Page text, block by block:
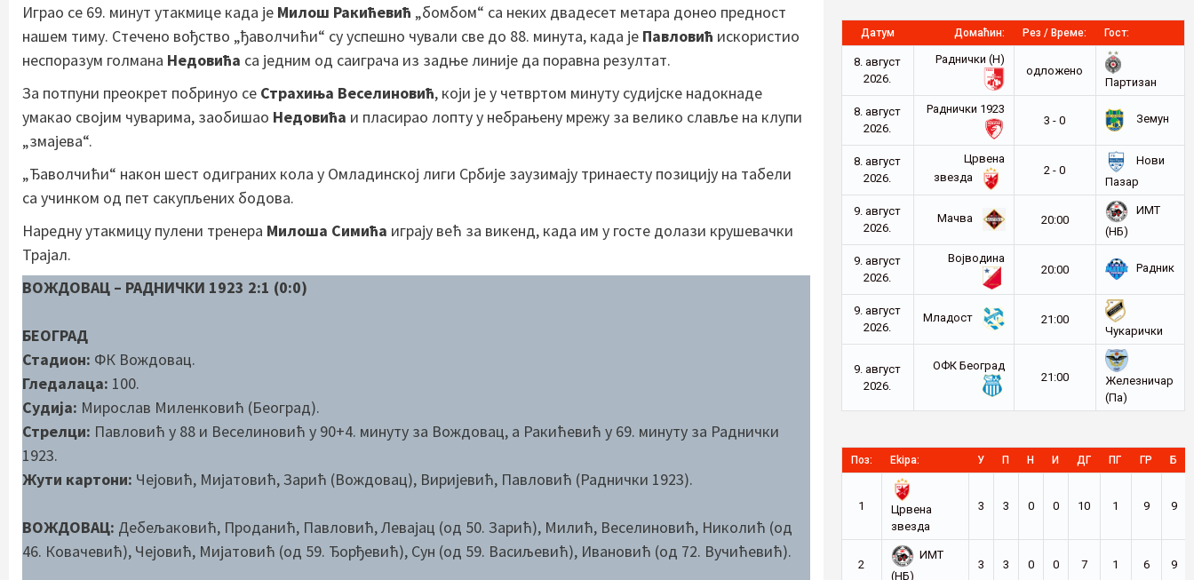
Играо се 69. минут утакмице када је Милош Ракићевић „бомбом“ са неких двадесет метара донео предност
нашем тиму. Стечено вођство „ђаволчићи“ су успешно чували све до 88. минута, када је Павловић искористио
неспоразум голмана Недовића са једним од саиграча из задње линије да поравна резултат.
За потпуни преокрет побринуо се Страхиња Веселиновић, који је у четвртом минуту судијске надокнаде
умакао својим чуварима, заобишао Недовића и пласирао лопту у небрањену мрежу за велико славље на клупи
„змајева“.
„Ђаволчићи“ након шест одиграних кола у Омладинској лиги Србије заузимају тринаесту позицију на табели
са учинком од пет сакупљених бодова.
Наредну утакмицу пулени тренера Милоша Симића играју већ за викенд, када им у госте долази крушевачки
Трајал.
ВОЖДОВАЦ – РАДНИЧКИ 1923 2:1 (0:0)
БЕОГРАД
Стадион: ФК Вождовац.
Гледалаца: 100.
Судија: Мирослав Миленковић (Београд).
Стрелци: Павловић у 88 и Веселиновић у 90+4. минуту за Вождовац, а Ракићевић у 69. минуту за Раднички
1923.
Жути картони: Чејовић, Мијатовић, Зарић (Вождовац), Виријевић, Павловић (Раднички 1923).
ВОЖДОВАЦ: Дебељаковић, Проданић, Павловић, Левајац (од 50. Зарић), Милић, Веселиновић, Николић (од
46. Ковачевић), Чејовић, Мијатовић (од 59. Ђорђевић), Сун (од 59. Васиљевић), Ивановић (од 72. Вучићевић).
Датум Домаћин: Рез / Време: Гост:
8. август
2026.
Раднички (Н)
oдложено
Партизан
8. август
2026.
Раднички 1923
3 - 0
Земун
8. август
2026.
Црвена
звезда
2 - 0
Нови
Пазар
9. август
2026.
Мачва 20:00
ИМТ
(НБ)
9. август
2026.
Војводина
20:00
Радник
9. август
2026.
Младост
21:00
Чукарички
9. август
2026.
ОФК Београд
21:00
Железничар
(Па)
Поз: Ekipa: У П Н И ДГ ПГ ГР Б
1
Црвена
звезда
3 3 0 0 10 1 9 9
2
ИМТ
(НБ)
3 3 0 0 7 1 6 9